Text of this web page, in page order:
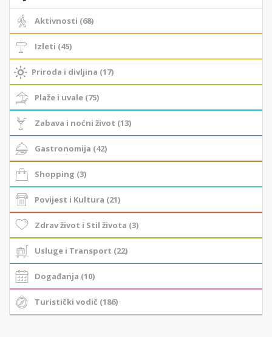
Aktivnosti (68)
Izleti (45)
Priroda i divljina (17)
Plaže i uvale (75)
Zabava i noćni život (13)
Gastronomija (42)
Shopping (3)
Povijest i Kultura (21)
Zdrav život i Stil života (3)
Usluge i Transport (22)
Događanja (10)
Turistički vodič (186)